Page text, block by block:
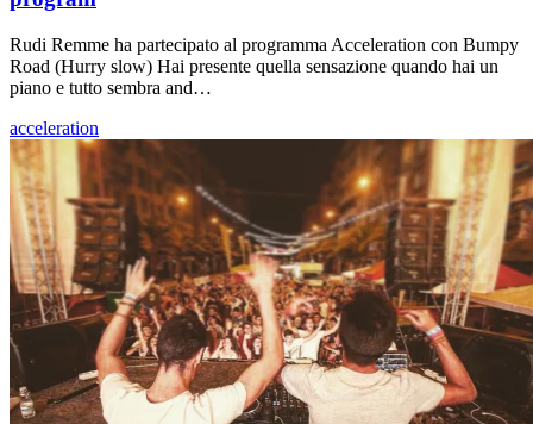
Rudi Remme ha partecipato al programma Acceleration con Bumpy
Road (Hurry slow) Hai presente quella sensazione quando hai un
piano e tutto sembra and…
acceleration